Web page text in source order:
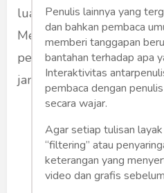
luas dan sumber daya
Menurutnya, program ini
penting bagi ketahanan
jangka panjang.
Penulis lainnya yang
dan bahkan pembaca
memberi tanggapan
bantahan terhadap apa
Interaktivitas
pembaca dengan
secara wajar.
Agar setiap tulisan
“filtering” atau
keterangan yang
video dan grafis